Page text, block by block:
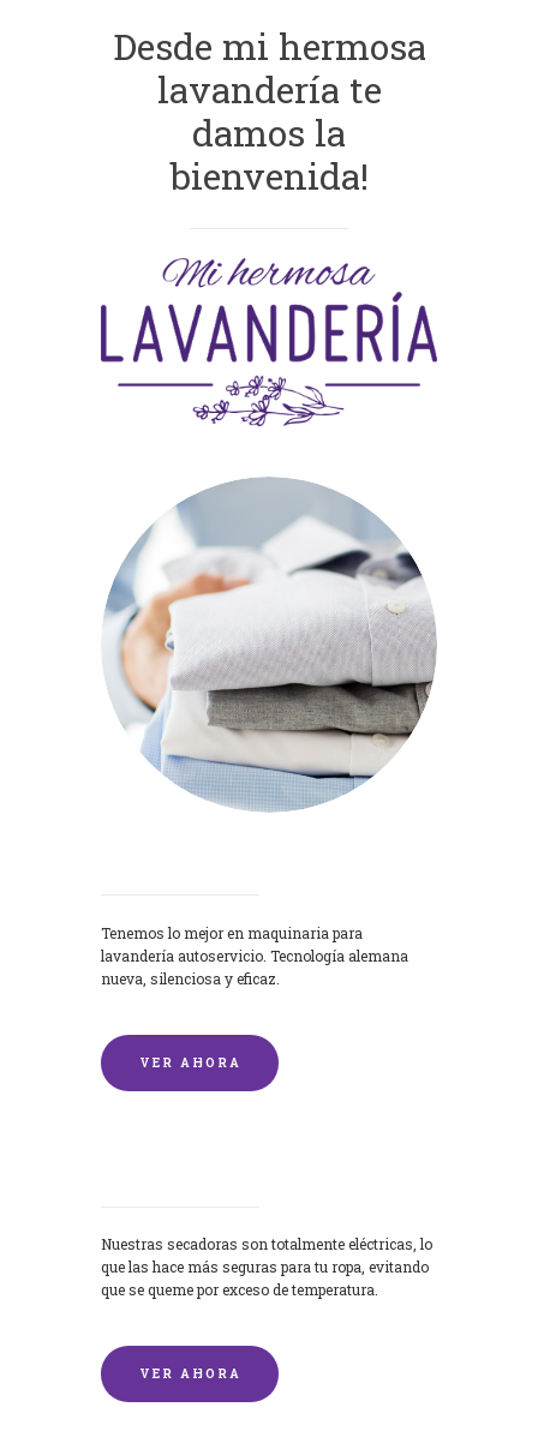
Desde mi hermosa
lavandería te
damos la
bienvenida!
Tenemos lo mejor en maquinaria para
lavandería autoservicio. Tecnología alemana
nueva, silenciosa y eficaz.
VER AHORA
Nuestras secadoras son totalmente eléctricas, lo
que las hace más seguras para tu ropa, evitando
que se queme por exceso de temperatura.
VER AHORA